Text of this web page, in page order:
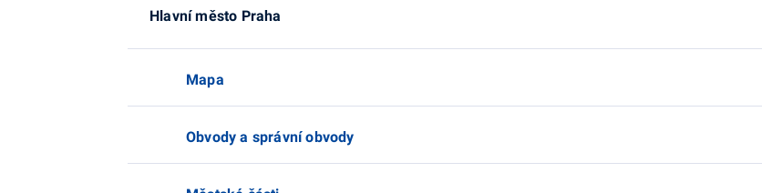
Hlavní město Praha
Mapa
Obvody a správní obvody